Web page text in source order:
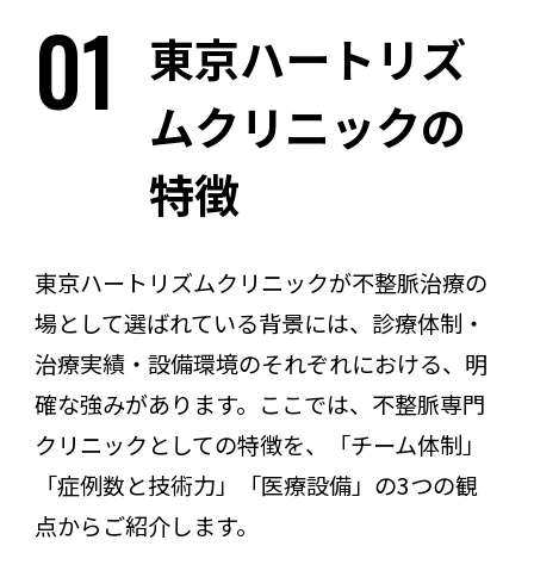
01
東京ハートリズ
ムクリニックの
特徴
東京ハートリズムクリニックが不整脈治療の
場として選ばれている背景には、診療体制・
治療実績・設備環境のそれぞれにおける、明
確な強みがあります。ここでは、不整脈専門
クリニックとしての特徴を、「チーム体制」
「症例数と技術力」「医療設備」の3つの観
点からご紹介します。